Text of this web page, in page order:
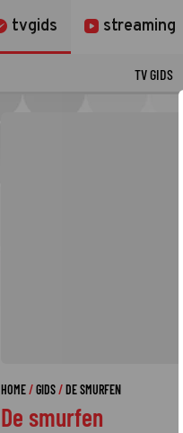
tvgids streaming
TV GIDS
HOME GIDS DE SMURFEN
De smurfen